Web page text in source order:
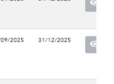
2025 31/12/2025